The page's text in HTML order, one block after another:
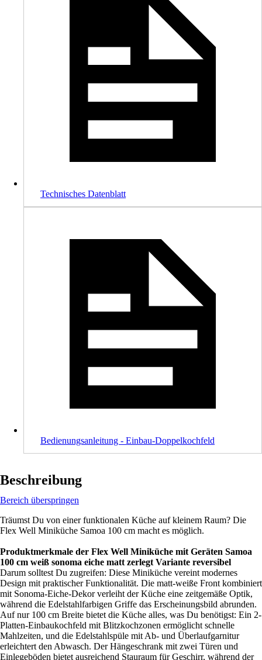
Technisches Datenblatt
Bedienungsanleitung - Einbau-Doppelkochfeld
Beschreibung
Bereich überspringen
Träumst Du von einer funktionalen Küche auf kleinem Raum? Die
Flex Well Miniküche Samoa 100 cm macht es möglich.
Produktmerkmale der Flex Well Miniküche mit Geräten Samoa
100 cm weiß sonoma eiche matt zerlegt Variante reversibel
Darum solltest Du zugreifen: Diese Miniküche vereint modernes
Design mit praktischer Funktionalität. Die matt-weiße Front kombiniert
mit Sonoma-Eiche-Dekor verleiht der Küche eine zeitgemäße Optik,
während die Edelstahlfarbigen Griffe das Erscheinungsbild abrunden.
Auf nur 100 cm Breite bietet die Küche alles, was Du benötigst: Ein 2-
Platten-Einbaukochfeld mit Blitzkochzonen ermöglicht schnelle
Mahlzeiten, und die Edelstahlspüle mit Ab- und Überlaufgarnitur
erleichtert den Abwasch. Der Hängeschrank mit zwei Türen und
Einlegeböden bietet ausreichend Stauraum für Geschirr, während der